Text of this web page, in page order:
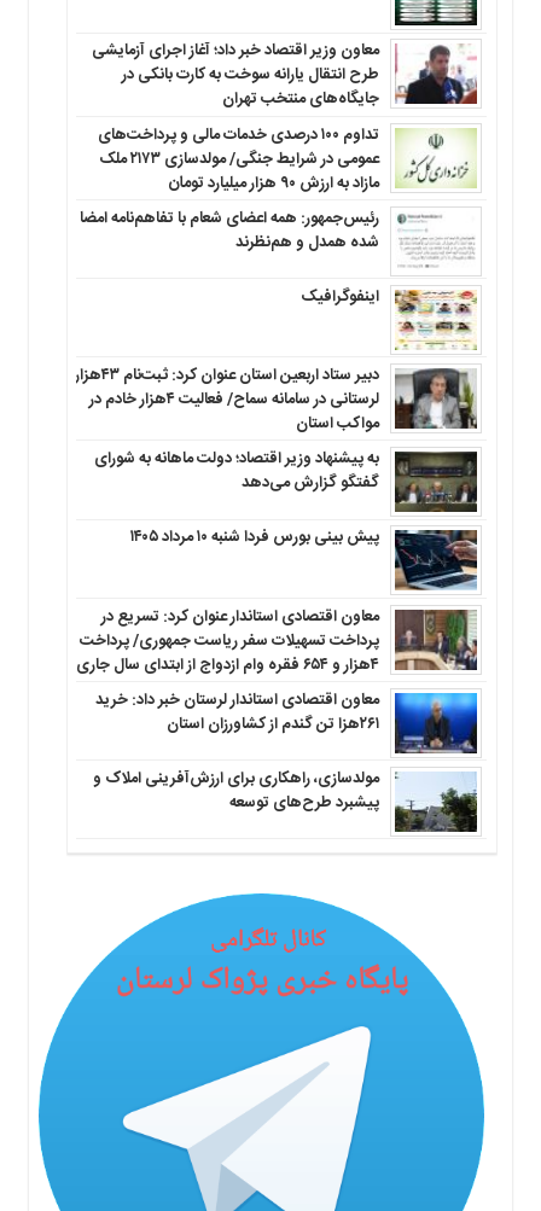
معاون وزیر اقتصاد خبر داد؛ آغاز اجرای آزمایشی
طرح انتقال یارانه سوخت به کارت بانکی در
جایگاه‌های منتخب تهران
تداوم ۱۰۰ درصدی خدمات مالی و پرداخت‌های
عمومی در شرایط جنگی/ مولدسازی ۲۱۷۳ ملک
مازاد به ارزش ۹۰ هزار میلیارد تومان
رئیس‌جمهور: همه اعضای شعام با تفاهم‌نامه امضا
شده همدل و هم‌نظرند
اینفوگرافیک
دبیر ستاد اربعین استان عنوان کرد: ثبت‌نام ۴۳هزار
لرستانی در سامانه سماح/ فعالیت ۴هزار خادم در
مواکب استان
به پیشنهاد وزیر اقتصاد؛ دولت ماهانه به شورای
گفتگو گزارش می‌دهد
پیش بینی بورس فردا شنبه ۱۰ مرداد ۱۴۰۵
معاون اقتصادی استاندار عنوان کرد: تسریع در
پرداخت تسهیلات سفر ریاست جمهوری/ پرداخت
۴هزار و ۶۵۴ فقره وام ازدواج از ابتدای سال جاری
معاون اقتصادی استاندار لرستان خبر داد: خرید
۲۶۱هزا تن گندم از کشاورزان استان
مولدسازی، راهکاری برای ارزش‌آفرینی املاک و
پیشبرد طرح‌های توسعه